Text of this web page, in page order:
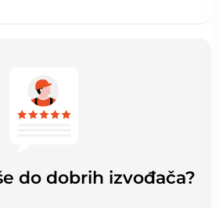
do dobrih izvođača?